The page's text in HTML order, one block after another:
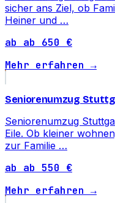
sicher ans Ziel, ob
Heiner und …
ab ab 650 €
Mehr erfahren →
Seniorenumzug
Seniorenumzug
Eile. Ob kleiner
zur Familie …
ab ab 550 €
Mehr erfahren →